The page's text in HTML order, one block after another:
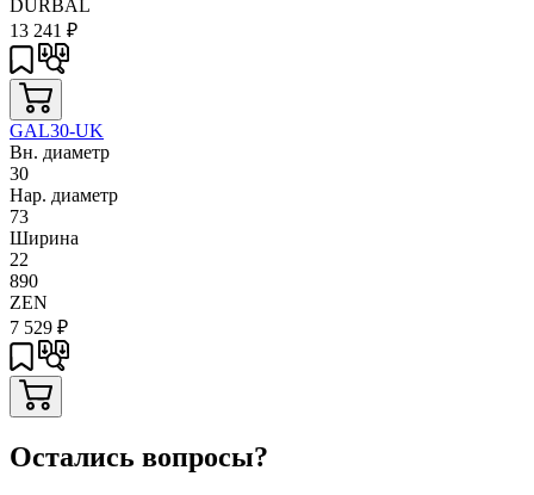
DURBAL
13 241 ₽
GAL30-UK
Вн. диаметр
30
Нар. диаметр
73
Ширина
22
890
ZEN
7 529 ₽
Остались вопросы?